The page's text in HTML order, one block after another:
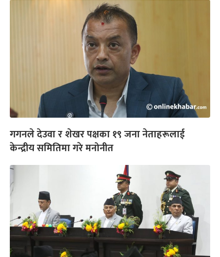
गगनले देउवा र शेखर पक्षका १९ जना नेताहरूलाई
केन्द्रीय समितिमा गरे मनोनीत